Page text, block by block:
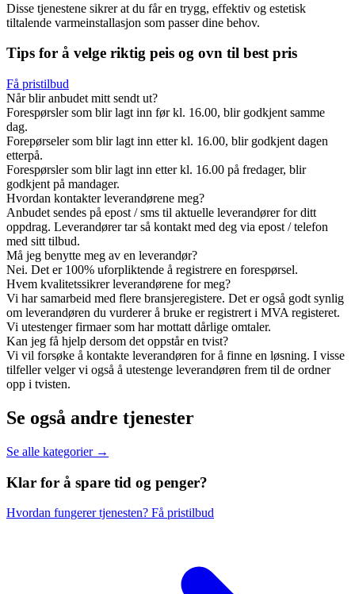
Disse tjenestene sikrer at du får en trygg, effektiv og estetisk
tiltalende varmeinstallasjon som passer dine behov.
Tips for å velge riktig peis og ovn til best pris
Få pristilbud
Når blir anbudet mitt sendt ut?
Forespørsler som blir lagt inn før kl. 16.00, blir godkjent samme
dag.
Forepørseler som blir lagt inn etter kl. 16.00, blir godkjent dagen
etterpå.
Forespørsler som blir lagt inn etter kl. 16.00 på fredager, blir
godkjent på mandager.
Hvordan kontakter leverandørene meg?
Anbudet sendes på epost / sms til aktuelle leverandører for ditt
oppdrag. Leverandører tar så kontakt med deg via epost / telefon
med sitt tilbud.
Må jeg benytte meg av en leverandør?
Nei. Det er 100% uforpliktende å registrere en forespørsel.
Hvem kvalitetssikrer leverandørene for meg?
Vi har samarbeid med flere bransjeregistere. Det er også godt synlig
om leverandøren du vurderer å bruke er registrert i MVA registeret.
Vi utestenger firmaer som har mottatt dårlige omtaler.
Kan jeg få hjelp dersom det oppstår en tvist?
Vi vil forsøke å kontakte leverandøren for å finne en løsning. I visse
tilfeller velger vi også å utestenge leverandøren frem til de ordner
opp i tvisten.
Se også andre tjenester
Se alle kategorier →
Klar for å spare tid og penger?
Hvordan fungerer tjenesten? Få pristilbud